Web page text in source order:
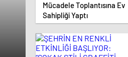
Mücadele Toplantısına Ev
Sahipliği Yaptı